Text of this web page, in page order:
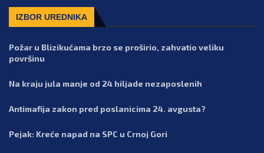
IZBOR UREDNIKA
Požar u Blizikućama brzo se proširio, zahvatio veliku
površinu
Na kraju jula manje od 24 hiljade nezaposlenih
Antimafija zakon pred poslanicima 24. avgusta?
Pejak: Kreće napad na SPC u Crnoj Gori